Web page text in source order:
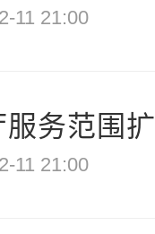
11 21:00
务范围
11 21:00